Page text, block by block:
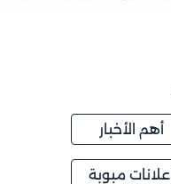
أهم الأخبار
اعلانات مبوبة